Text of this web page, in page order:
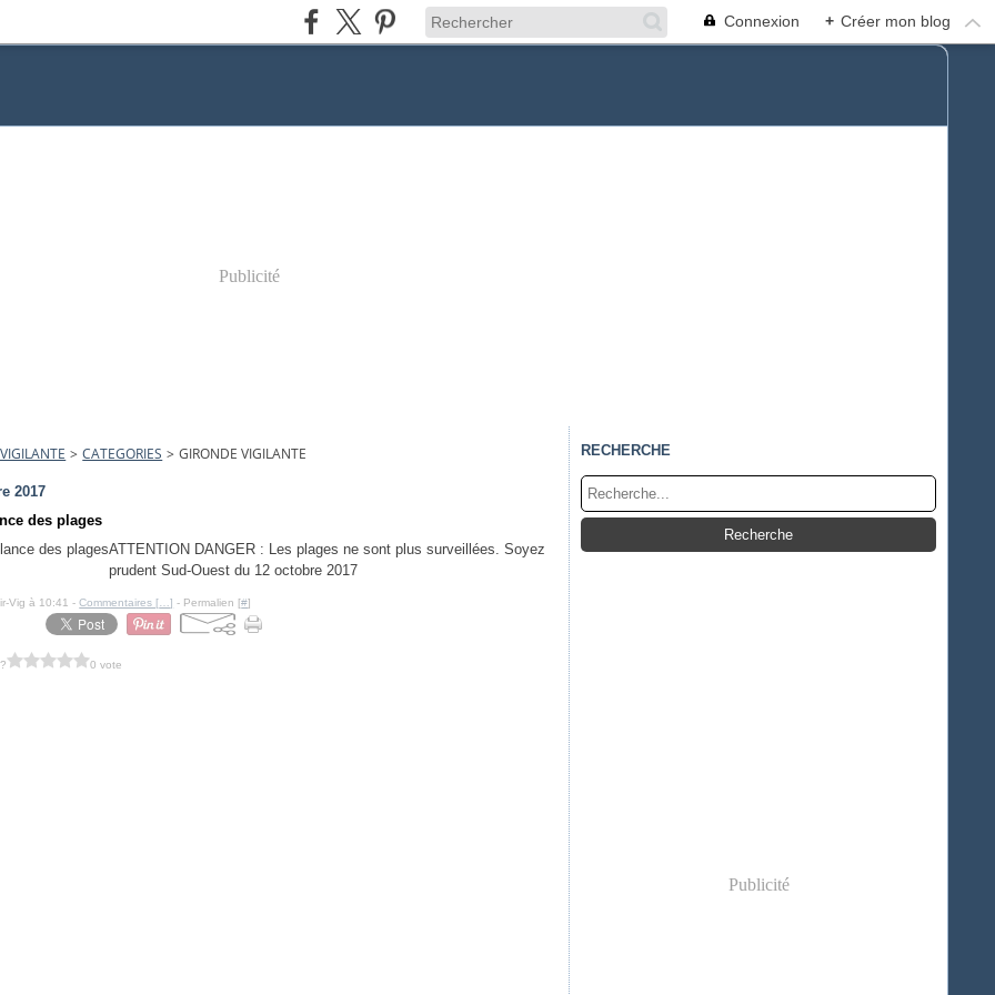
Connexion + Créer mon blog
Publicité
> CATEGORIES > GIRONDE VIGILANTE
2017
des plages
ATTENTION DANGER : Les plages ne sont plus surveillées. Soyez
prudent Sud-Ouest du 12 octobre 2017
Vig à 10:41 -Commentaires [ …] - Permalien [#]
0 vote
RECHERCHE
Publicité